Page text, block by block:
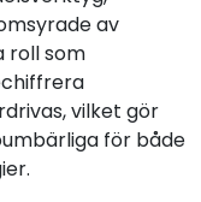
av
roll som
vilket gör
för både